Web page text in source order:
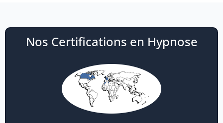
Nos Certifications en Hypnose